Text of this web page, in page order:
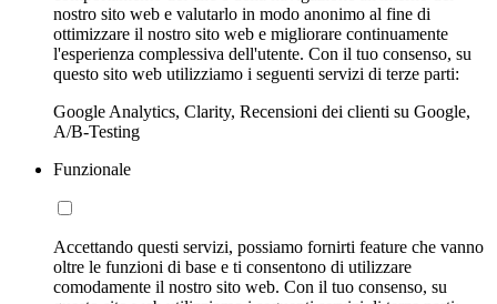
nostro sito web e valutarlo in modo anonimo al fine di
ottimizzare il nostro sito web e migliorare continuamente
l'esperienza complessiva dell'utente. Con il tuo consenso, su
questo sito web utilizziamo i seguenti servizi di terze parti:
Google Analytics, Clarity, Recensioni dei clienti su Google,
A/B-Testing
Funzionale
Accettando questi servizi, possiamo fornirti feature che vanno
oltre le funzioni di base e ti consentono di utilizzare
comodamente il nostro sito web. Con il tuo consenso, su